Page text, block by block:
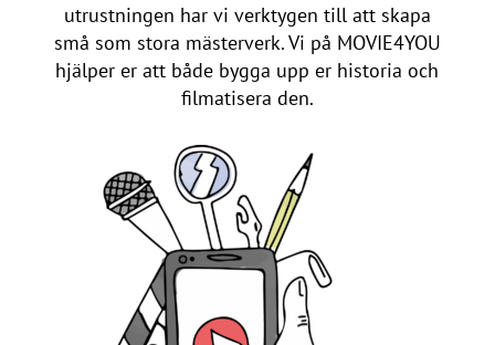
utrustningen har vi verktygen till att skapa
små som stora mästerverk. Vi på MOVIE4YOU
hjälper er att både bygga upp er historia och
filmatisera den.